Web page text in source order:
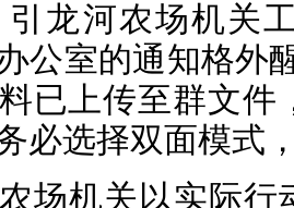
引龙河农场机关
公室的通知格外
已上传至群文件
必选择双面模式
场机关以实际行